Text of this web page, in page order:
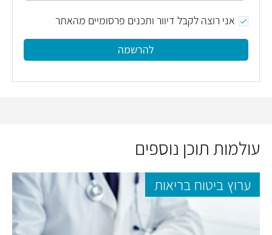
אני רוצה לקבל דיוור ותכנים פרסומיים מהאתר
להרשמה
עולמות תוכן נוספים
ערוץ ביטוח בריאות